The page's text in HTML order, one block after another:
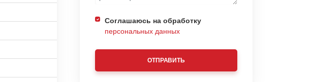
Соглашаюсь на обработку
персональных данных
ОТПРАВИТЬ